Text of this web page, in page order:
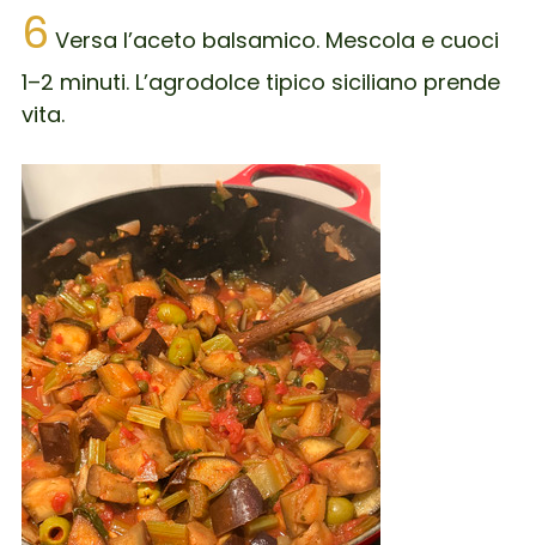
6 Versa l’aceto balsamico. Mescola e cuoci
1–2 minuti. L’agrodolce tipico siciliano prende
vita.